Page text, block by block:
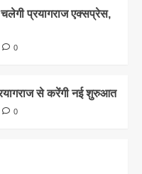
प्रयागराज एक्सप्रेस,
0
से करेंगी नई शुरुआत
0